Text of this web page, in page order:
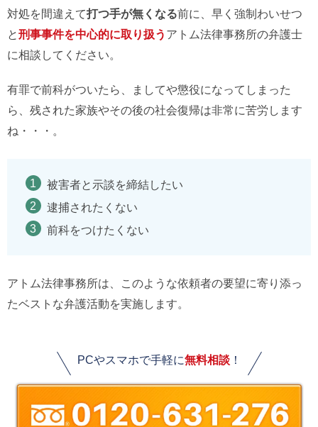
対処を間違えて打つ手が無くなる前に、早く強制わいせつ
と刑事事件を中心的に取り扱う アトム法律事務所の弁護士
に相談してください。
有罪で前科がついたら、ましてや懲役になってしまった
ら、残された家族やその後の社会復帰は非常に苦労します
ね・・・。
被害者と示談を締結したい
逮捕されたくない
前科をつけたくない
アトム法律事務所は、このような依頼者の要望に寄り添っ
たベストな弁護活動を実施します。
PCやスマホで手軽に無料相談！